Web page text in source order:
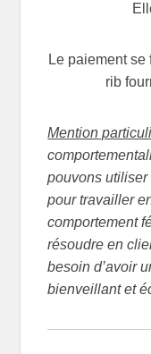
Le paiement
rib
Mention
pouvons
pour travailler
comportement
résoudre en
besoin d’avoir
bienveillant et